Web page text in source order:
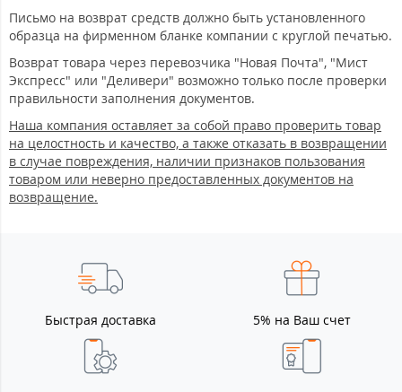
Письмо на возврат средств должно быть установленного
образца на фирменном бланке компании с круглой печатью.
Возврат товара через перевозчика "Новая Почта", "Мист
Экспресс" или "Деливери" возможно только после проверки
правильности заполнения документов.
Наша компания оставляет за собой право проверить товар
на целостность и качество, а также отказать в возвращении
в случае повреждения, наличии признаков пользования
товаром или неверно предоставленных документов на
возвращение.
Быстрая доставка 5% на Ваш счет